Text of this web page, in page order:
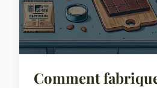
Comment